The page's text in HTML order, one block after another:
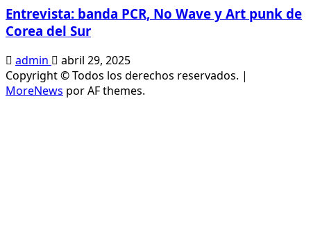
Entrevista: banda PCR, No Wave y Art punk de
Corea del Sur
admin
abril 29, 2025
Copyright © Todos los derechos reservados. |
MoreNews por AF themes.